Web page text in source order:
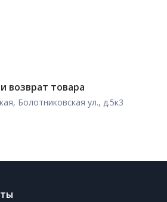
возврат товара
Болотниковская ул., д.5к3